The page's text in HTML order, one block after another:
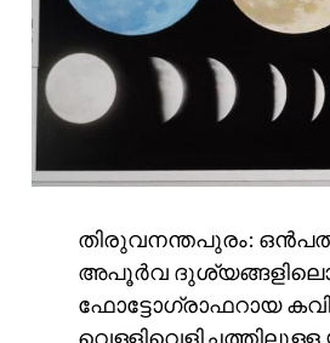
തിരുവനന്തപുരം:
അപൂര്‍വ
ഫോട്ടോഗ്രാഫറായ